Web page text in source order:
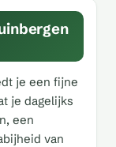
je een fijne
je dagelijks
een
van